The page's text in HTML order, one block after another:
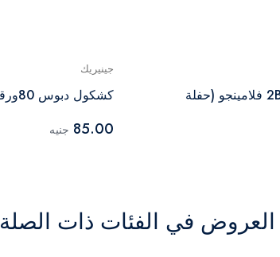
دفتر ملاحظات مطبوع 2BE فلامينجو (حفلة
جينيريك
كشكول دبوس 80ورقة A4
85.00 جنيه
في الفئات ذات الصلة